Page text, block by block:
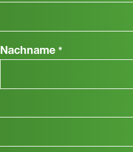
Nachname *